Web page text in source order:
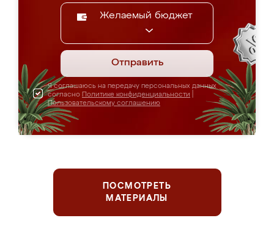
Желаемый бюджет
Отправить
Я соглашаюсь на передачу персональных данных
согласно Политике конфиденциальности
Пользовательскому соглашению
ПОСМОТРЕТЬ
МАТЕРИАЛЫ